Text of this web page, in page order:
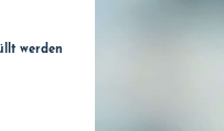
werden